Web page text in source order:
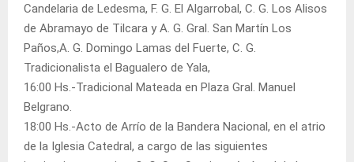
Candelaria de Ledesma, F. G. El Algarrobal, C. G. Los Alisos
de Abramayo de Tilcara y A. G. Gral. San Martín Los
Paños,A. G. Domingo Lamas del Fuerte, C. G.
Tradicionalista el Bagualero de Yala,
16:00 Hs.-Tradicional Mateada en Plaza Gral. Manuel
Belgrano.
18:00 Hs.-Acto de Arrío de la Bandera Nacional, en el atrio
de la Iglesia Catedral, a cargo de las siguientes